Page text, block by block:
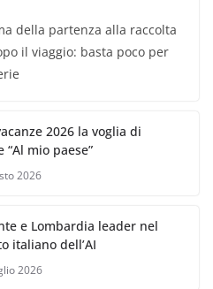
della partenza alla raccolta
il viaggio: basta poco per
2026 la voglia di
“Al mio paese”
2026
e Lombardia leader nel
italiano dell’AI
2026